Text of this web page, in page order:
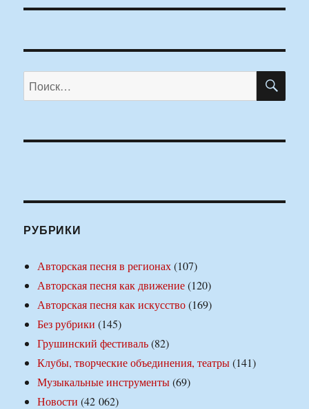
Искать:
РУБРИКИ
Авторская песня в регионах(107)
Авторская песня как движение(120)
Авторская песня как искусство(169)
Без рубрики (145)
Грушинский фестиваль(82)
Клубы, творческие объединения, театры(141)
Музыкальные инструменты(69)
Новости (42 062)